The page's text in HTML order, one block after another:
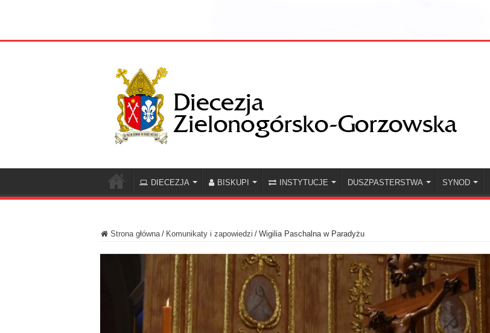
DIECEZJA BISKUPI INSTYTUCJE DUSZPASTERSTWA SYNOD
Strona główna / Komunikaty i zapowiedzi / Wigilia Paschalna w Paradyżu